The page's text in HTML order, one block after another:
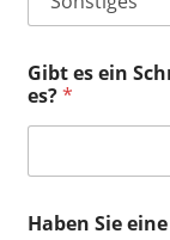
Gibt es ein
es?*
Haben Sie